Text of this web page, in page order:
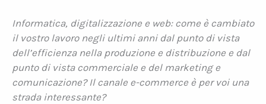
Informatica, digitalizzazione e web: come è cambiato
il vostro lavoro negli ultimi anni dal punto di vista
dell’efficienza nella produzione e distribuzione e dal
punto di vista commerciale e del marketing e
comunicazione? Il canale e-commerce è per voi una
strada interessante?